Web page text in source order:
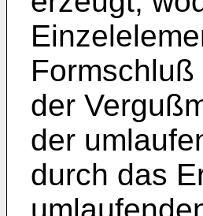
der
der
durch das